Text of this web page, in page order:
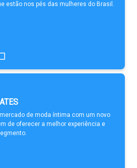
estão nos pés das mulheres do Brasil.
de moda íntima com um novo
de oferecer a melhor experiência e